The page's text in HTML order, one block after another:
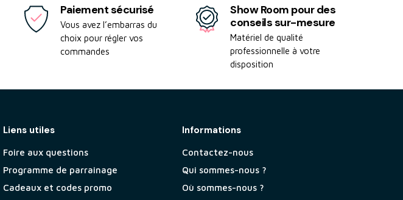
Paiement sécurisé
Vous avez l’embarras du
choix pour régler vos
commandes
Show Room pour des
conseils sur-mesure
Matériel de qualité
professionnelle à votre
disposition
Liens utiles
Foire aux questions
Programme de parrainage
Cadeaux et codes promo
Informations
Contactez-nous
Qui sommes-nous ?
Où sommes-nous ?